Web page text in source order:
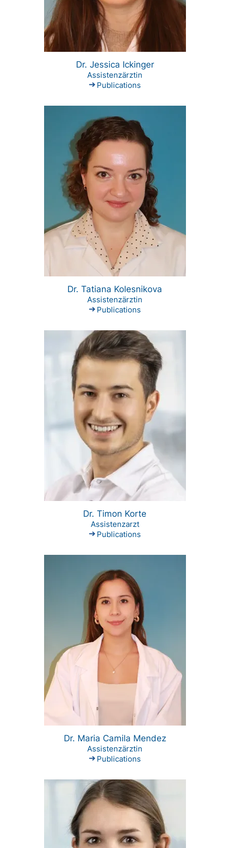
Dr. Jessica Ickinger
Assistenzärztin
Publications
Dr. Tatiana Kolesnikova
Assistenzärztin
Publications
Dr. Timon Korte
Assistenzarzt
Publications
Dr. Maria Camila Mendez
Assistenzärztin
Publications